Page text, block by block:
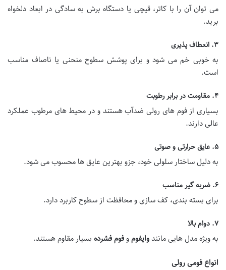
می توان آن را با کاتر، قیچی یا دستگاه برش به سادگی در ابعاد دلخواه
برید.
۳. انعطاف پذیری
به خوبی خم می شود و برای پوشش سطوح منحنی یا ناصاف مناسب
است.
۴. مقاومت در برابر رطوبت
بسیاری از فوم های رولی ضدآب هستند و در محیط های مرطوب عملکرد
عالی دارند.
۵. عایق حرارتی و صوتی
به دلیل ساختار سلولی خود، جزو بهترین عایق ها محسوب می شود.
۶. ضربه گیر مناسب
برای بسته بندی، کف سازی و محافظت از سطوح کاربرد دارد.
۷. دوام بالا
به ویژه مدل هایی مانندوایفوموفوم فشرده بسیار مقاوم هستند.
انواع فومی رولی